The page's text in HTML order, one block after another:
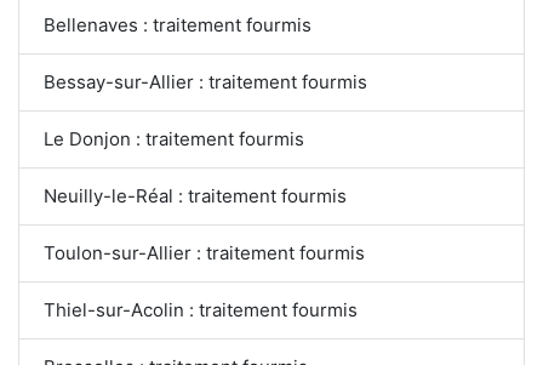
Bellenaves : traitement fourmis
Bessay-sur-Allier : traitement fourmis
Le Donjon : traitement fourmis
Neuilly-le-Réal : traitement fourmis
Toulon-sur-Allier : traitement fourmis
Thiel-sur-Acolin : traitement fourmis